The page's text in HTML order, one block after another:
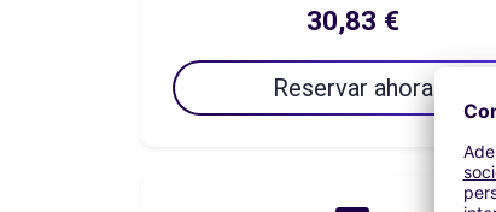
30,83 €
Reservar ahora